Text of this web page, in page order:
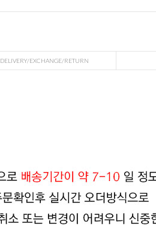
DELIVERY/EXCHANGE/RETURN